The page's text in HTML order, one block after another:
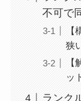
不可で
狭
ッ
ランク